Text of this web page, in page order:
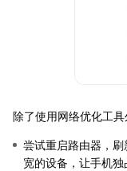
除了使用网络优化工
尝试重启路由器，
宽的设备，让手机独